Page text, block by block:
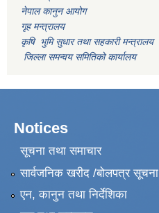
नेपाल कानुन आयोग
गृह मन्त्रालय
कृषि भुमि सुधार तथा सहकारी मन्त्रालय
जिल्ला समन्वय समितिको कार्यालय
Notices
सूचना तथा समाचार
सार्वजनिक खरीद /बोलपत्र सूचना
एन, कानुन तथा निर्देशिका